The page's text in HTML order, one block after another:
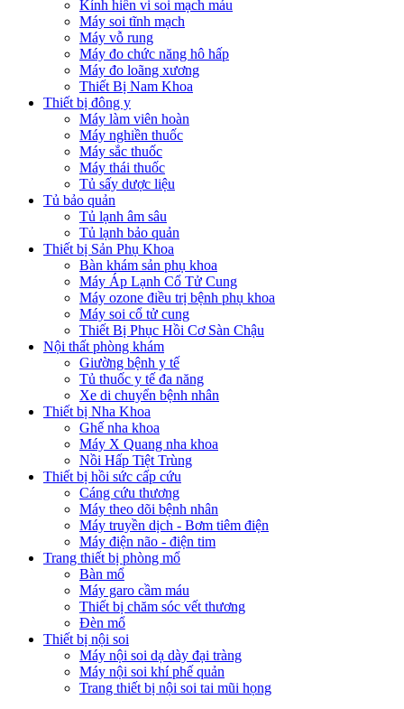
Kính hiển vi soi mạch máu
Máy soi tĩnh mạch
Máy vỗ rung
Máy đo chức năng hô hấp
Máy đo loãng xương
Thiết Bị Nam Khoa
Thiết bị đông y
Máy làm viên hoàn
Máy nghiền thuốc
Máy sắc thuốc
Máy thái thuốc
Tủ sấy dược liệu
Tủ bảo quản
Tủ lạnh âm sâu
Tủ lạnh bảo quản
Thiết bị Sản Phụ Khoa
Bàn khám sản phụ khoa
Máy Áp Lạnh Cổ Tử Cung
Máy ozone điều trị bệnh phụ khoa
Máy soi cổ tử cung
Thiết Bị Phục Hồi Cơ Sàn Chậu
Nội thất phòng khám
Giường bệnh y tế
Tủ thuốc y tế đa năng
Xe di chuyển bệnh nhân
Thiết bị Nha Khoa
Ghế nha khoa
Máy X Quang nha khoa
Nồi Hấp Tiệt Trùng
Thiết bị hồi sức cấp cứu
Cáng cứu thương
Máy theo dõi bệnh nhân
Máy truyền dịch - Bơm tiêm điện
Máy điện não - điện tim
Trang thiết bị phòng mổ
Bàn mổ
Máy garo cầm máu
Thiết bị chăm sóc vết thương
Đèn mổ
Thiết bị nội soi
Máy nội soi dạ dày đại tràng
Máy nội soi khí phế quản
Trang thiết bị nội soi tai mũi họng